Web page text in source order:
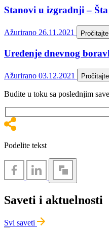
Stanovi u izgradnji –
Ažurirano 26.11.2021
Uređenje dnevnog
Ažurirano 03.12.2021
Budite u toku sa poslednjim
Podelite tekst
Saveti i aktuelnosti
Svi saveti